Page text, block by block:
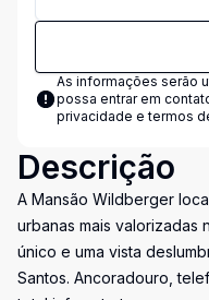
As informações serão
possa entrar em
privacidade e termos
Descrição
A Mansão Wildberger
urbanas mais valorizadas
único e uma vista
Santos. Ancoradouro,